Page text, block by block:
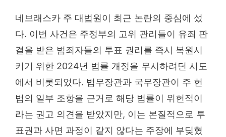
네브래스카 주 대법원이 최근 논란의 중심에 섰
다. 이번 사건은 주정부의 고위 관리들이 유죄 판
결을 받은 범죄자들의 투표 권리를 즉시 복원시
키기 위한 2024년 법률 개정을 무시하려던 시도
에서 비롯되었다. 법무장관과 국무장관이 주 헌
법의 일부 조항을 근거로 해당 법률이 위헌적이
라는 권고 의견을 받았지만, 이는 본질적으로 투
표권과 사면 과정이 같지 않다는 주장에 부딪혔